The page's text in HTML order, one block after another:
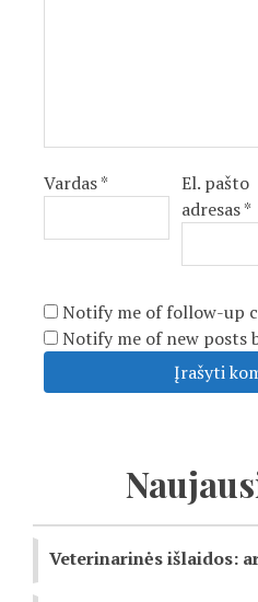
Vardas*
El. pašto
adresas*
Notify me of follow-up
Notify me of new posts
Veterinarinės išlaidos: